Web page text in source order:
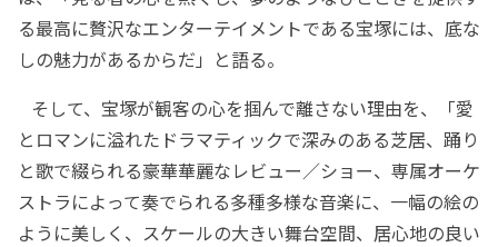
る最高に贅沢なエンターテイメントである宝塚には、底な
しの魅力があるからだ」と語る。
そして、宝塚が観客の心を掴んで離さない理由を、「愛
とロマンに溢れたドラマティックで深みのある芝居、踊り
と歌で綴られる豪華華麗なレビュー／ショー、専属オーケ
ストラによって奏でられる多種多様な音楽に、一幅の絵の
ように美しく、スケールの大きい舞台空間、居心地の良い